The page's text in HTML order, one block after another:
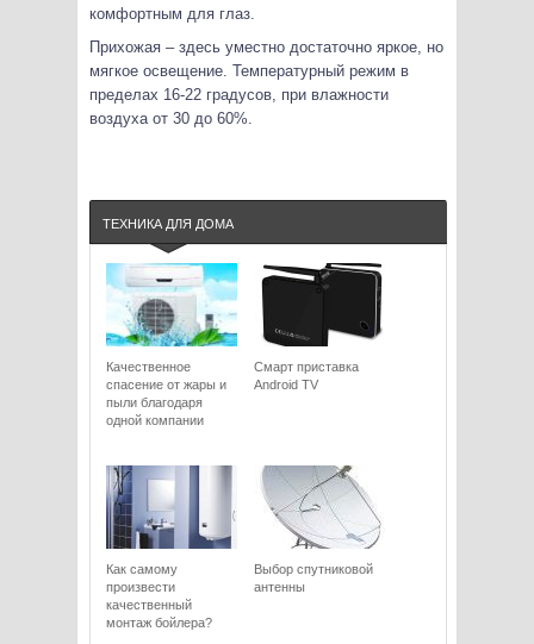
комфортным для глаз.
Прихожая – здесь уместно достаточно яркое, но
мягкое освещение. Температурный режим в
пределах 16-22 градусов, при влажности
воздуха от 30 до 60%.
ТЕХНИКА ДЛЯ ДОМА
Качественное
спасение от жары и
пыли благодаря
одной компании
Смарт приставка
Android TV
Как самому
произвести
качественный
монтаж бойлера?
Выбор спутниковой
антенны